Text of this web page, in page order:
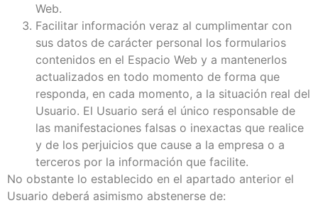
Web.
Facilitar información veraz al cumplimentar con
sus datos de carácter personal los formularios
contenidos en el Espacio Web y a mantenerlos
actualizados en todo momento de forma que
responda, en cada momento, a la situación real del
Usuario. El Usuario será el único responsable de
las manifestaciones falsas o inexactas que realice
y de los perjuicios que cause a la empresa o a
terceros por la información que facilite.
No obstante lo establecido en el apartado anterior el
Usuario deberá asimismo abstenerse de: